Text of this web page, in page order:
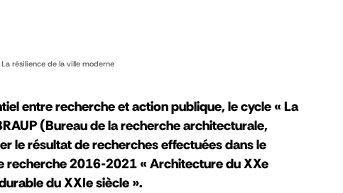
résilience de la ville moderne
entre recherche et action publique, le cycle « La
(Bureau de la recherche architecturale,
le résultat de recherches effectuées dans le
recherche 2016-2021 « Architecture du XXe
du XXIe siècle ».